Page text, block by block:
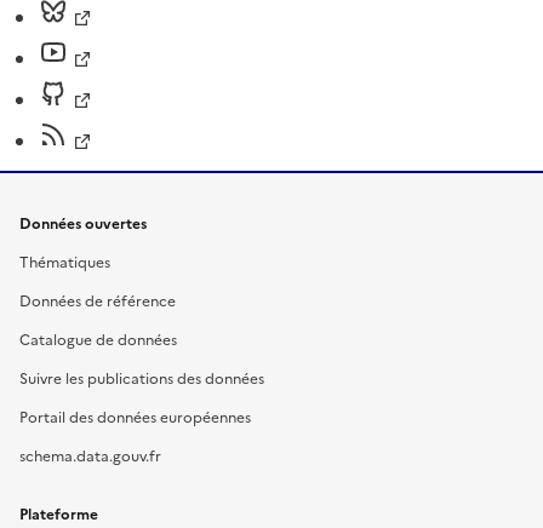
Données ouvertes
Thématiques
Données de référence
Catalogue de données
Suivre les publications des données
Portail des données européennes
schema.data.gouv.fr
Plateforme